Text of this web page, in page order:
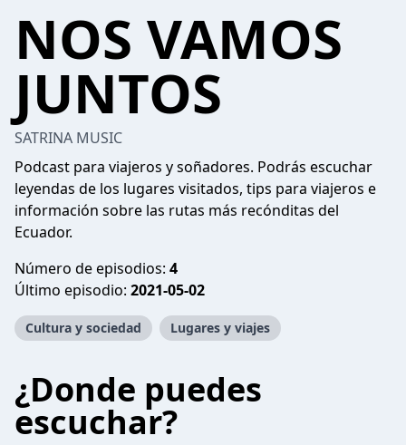
NOS VAMOS
JUNTOS
SATRINA MUSIC
Podcast para viajeros y soñadores. Podrás escuchar
leyendas de los lugares visitados, tips para viajeros e
información sobre las rutas más recónditas del
Ecuador.
Número de episodios: 4
Último episodio: 2021-05-02
Cultura y sociedad Lugares y viajes
¿Donde puedes
escuchar?